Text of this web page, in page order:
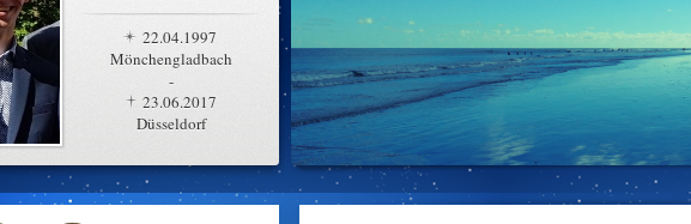
22.04.1997
Mönchengladbach
-
23.06.2017
Düsseldorf